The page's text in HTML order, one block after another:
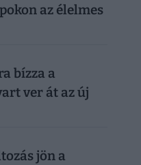
az élelmes
bízza a
ver át az új
jön a